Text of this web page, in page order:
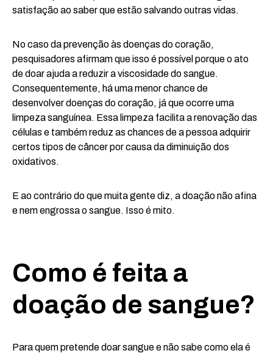
satisfação ao saber que estão salvando outras vidas.
No caso da prevenção às doenças do coração,
pesquisadores afirmam que isso é possível porque o ato
de doar ajuda a reduzir a viscosidade do sangue.
Consequentemente, há uma menor chance de
desenvolver doenças do coração, já que ocorre uma
limpeza sanguínea. Essa limpeza facilita a renovação das
células e também reduz as chances de a pessoa adquirir
certos tipos de câncer por causa da diminuição dos
oxidativos.
E ao contrário do que muita gente diz, a doação não afina
e nem engrossa o sangue. Isso é mito.
Como é feita a
doação de sangue?
Para quem pretende doar sangue e não sabe como ela é